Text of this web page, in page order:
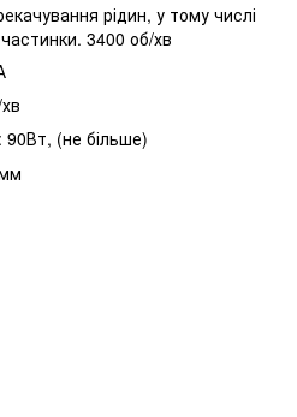
рідин, у тому числі
3400 об/хв
90Вт, (не більше)